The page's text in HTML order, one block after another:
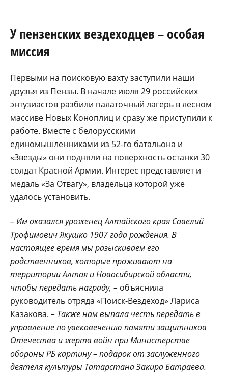
У пензенских вездеходцев – особая
миссия
Первыми на поисковую вахту заступили наши
друзья из Пензы. В начале июля 29 российских
энтузиастов разбили палаточный лагерь в лесном
массиве Новых Коноплиц и сразу же приступили к
работе. Вместе с белорусскими
единомышленниками из 52-го батальона и
«Звезды» они подняли на поверхность останки 30
солдат Красной Армии. Интерес представляет и
медаль «За Отвагу», владельца которой уже
удалось установить.
– Им оказался уроженец Алтайского края Савелий
Трофимович Якушко 1907 года рождения. В
настоящее время мы разыскиваем его
родственников, которые проживают на
территории Алтая и Новосибирской области,
чтобы передать награду, – объяснила
руководитель отряда «Поиск-Вездеход» Лариса
Казакова. – Также нам выпала честь передать в
управление по увековечению памяти защитников
Отечества и жертв войн при Министерстве
обороны РБ картину – подарок от заслуженного
деятеля культуры Татарстана Закира Батраева.